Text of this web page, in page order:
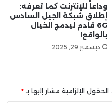
وداعاً للإنترنت كما تعرفه:
إطلاق شبكة الجيل السادس
6G قادم ليدمج الخيال
بالواقع!
ديسمبر 29, 2025
الحقول الإلزامية مشار إليها بـ *